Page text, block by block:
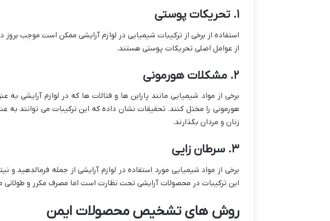
۱. تحریکات پوستی
استفاده از برخی از ترکیبات شیمیایی در لوازم آرایشی ممکن است موجب
از عوامل اصلی تحریکات پوستی هستند.
۲. مشکلات هورمونی
برخی از مواد شیمیایی مانند پارابن ها و فتالات ها که در لوازم آرایشی
هورمونی را مختل کنند. تحقیقات نشان داده که این ترکیبات می توانند
زنان و مردان بگذارند.
۳. سرطان زایی
برخی از مواد شیمیایی مورد استفاده در لوازم آرایشی از جمله فرمالدهید و
این ترکیبات در محصولات آرایشی تحت نظارت است اما مصرف مکرر و
روش های تشخیص محصولات ایمن